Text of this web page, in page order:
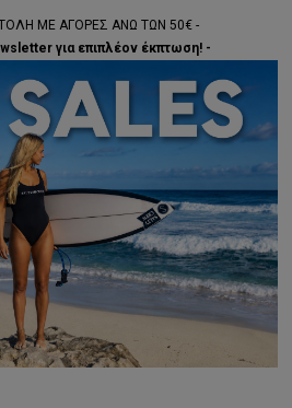
ΜΕ ΑΓΟΡΕΣ ΑΝΩ ΤΩΝ 50€ -
για επιπλέον έκπτωση! -